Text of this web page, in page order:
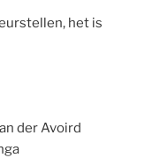
het is
der Avoird